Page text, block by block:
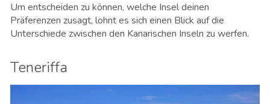
Um entscheiden zu können, welche Insel deinen
Präferenzen zusagt, lohnt es sich einen Blick auf die
Unterschiede zwischen den Kanarischen Inseln zu werfen.
Teneriffa